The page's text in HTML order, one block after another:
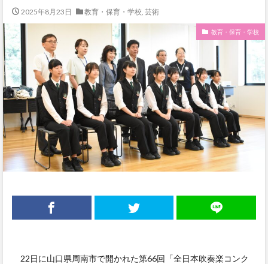
2025年8月23日 教育・保育・学校, 芸術
教育・保育・学校
22日に山口県周南市で開かれた第66回「全日本吹奏楽コンク